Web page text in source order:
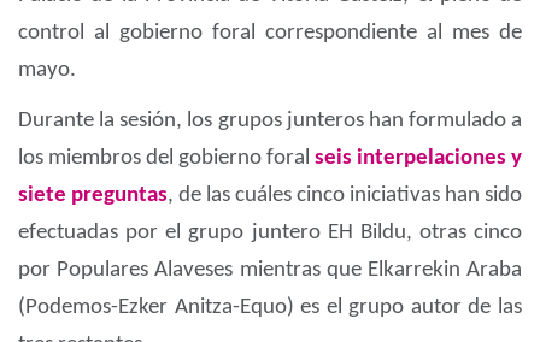
control al gobierno foral correspondiente al mes de
mayo.
Durante la sesión, los grupos junteros han formulado a
los miembros del gobierno foral seis interpelaciones y
siete preguntas, de las cuáles cinco iniciativas han sido
efectuadas por el grupo juntero EH Bildu, otras cinco
por Populares Alaveses mientras que Elkarrekin Araba
(Podemos-Ezker Anitza-Equo) es el grupo autor de las